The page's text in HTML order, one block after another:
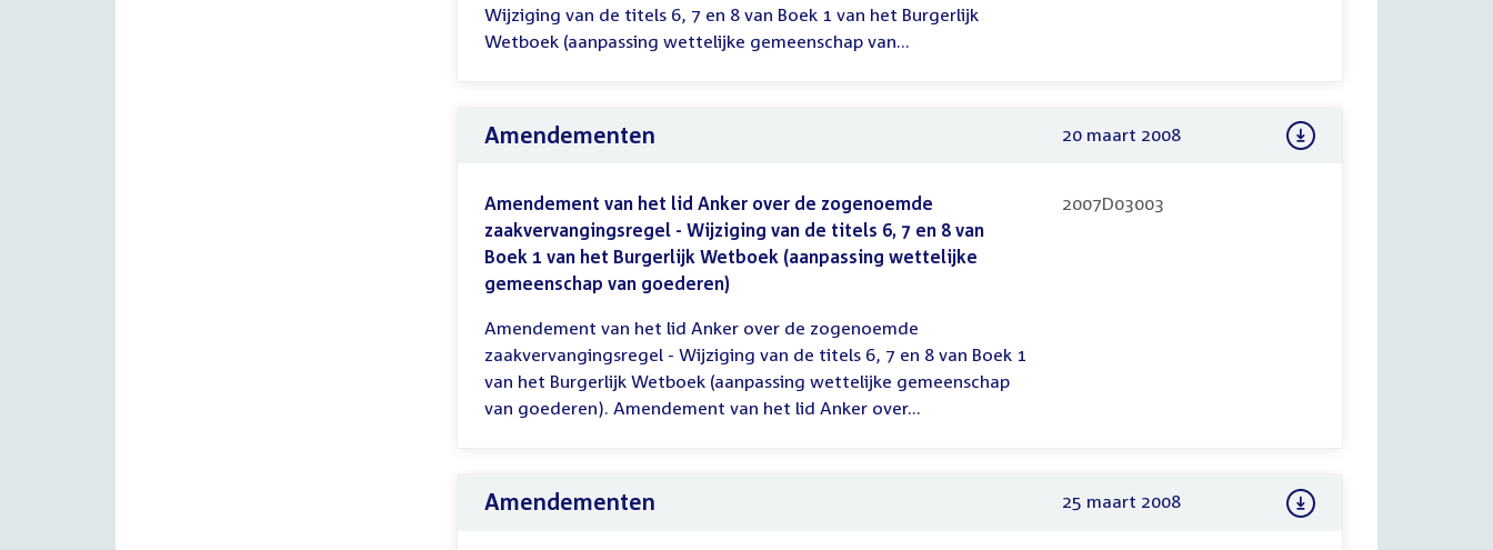
Wijziging van de titels 6, 7 en 8 van Boek 1 van het Burgerlijk
Wetboek (aanpassing wettelijke gemeenschap van...
Amendementen 20 maart 2008
Amendement van het lid Anker over de zogenoemde
zaakvervangingsregel - Wijziging van de titels 6, 7 en 8 van
Boek 1 van het Burgerlijk Wetboek (aanpassing wettelijke
gemeenschap van goederen)
Amendement van het lid Anker over de zogenoemde
zaakvervangingsregel - Wijziging van de titels 6, 7 en 8 van Boek 1
van het Burgerlijk Wetboek (aanpassing wettelijke gemeenschap
van goederen). Amendement van het lid Anker over...
2007D03003
Amendementen 25 maart 2008